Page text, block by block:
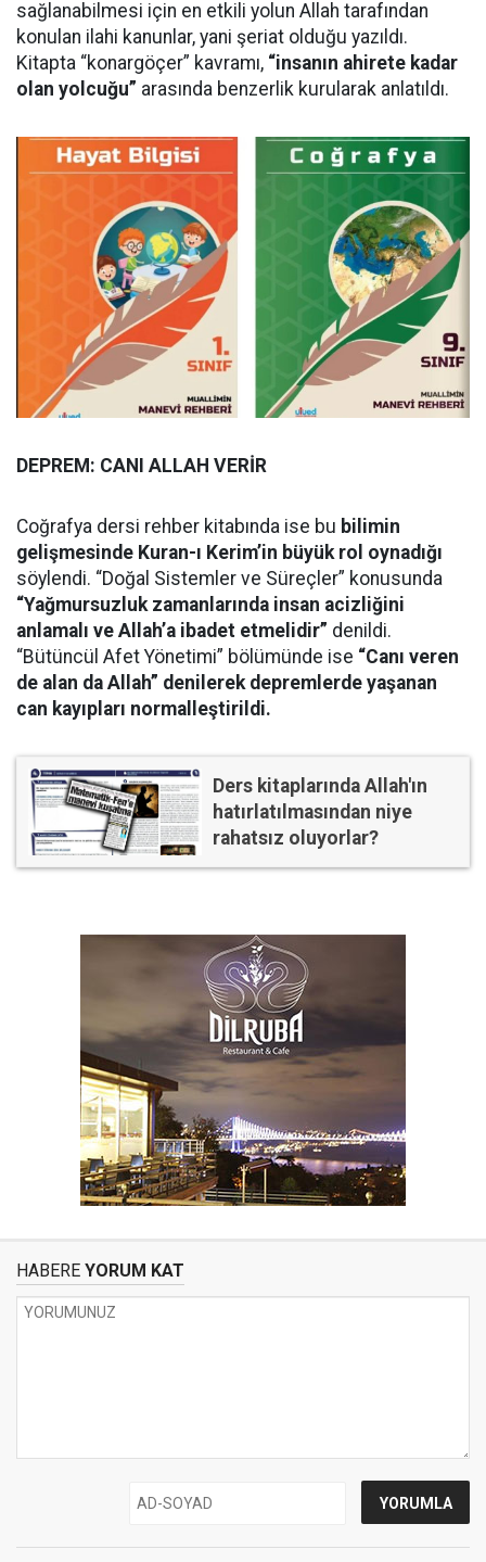
sağlanabilmesi için en etkili yolun Allah tarafından
konulan ilahi kanunlar, yani şeriat olduğu yazıldı.
Kitapta “konargöçer” kavramı, “insanın ahirete kadar
olan yolcuğu” arasında benzerlik kurularak anlatıldı.
DEPREM: CANI ALLAH VERİR
Coğrafya dersi rehber kitabında ise bu bilimin
gelişmesinde Kuran-ı Kerim’in büyük rol oynadığı
söylendi. “Doğal Sistemler ve Süreçler” konusunda
“Yağmursuzluk zamanlarında insan acizliğini
anlamalı ve Allah’a ibadet etmelidir” denildi.
“Bütüncül Afet Yönetimi” bölümünde ise “Canı veren
de alan da Allah” denilerek depremlerde yaşanan
can kayıpları normalleştirildi.
Ders kitaplarında Allah'ın
hatırlatılmasından niye
rahatsız oluyorlar?
HABERE YORUM KAT